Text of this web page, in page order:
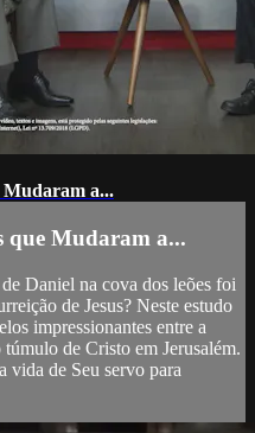
Mudaram a...
que Mudaram a...
Daniel na cova dos leões foi
de Jesus? Neste estudo
impressionantes entre a
de Cristo em Jerusalém.
vida de Seu servo para